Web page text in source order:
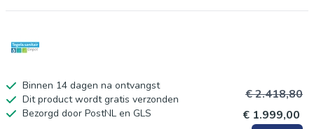
Binnen 14 dagen na ontvangst
Dit product wordt gratis verzonden
Bezorgd door PostNL en GLS
€ 2.418,80
€ 1.999,00